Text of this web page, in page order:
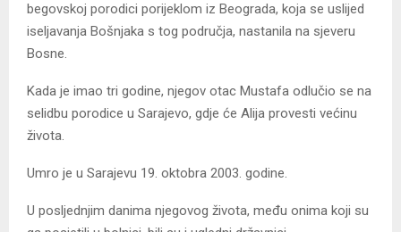
begovskoj porodici porijeklom iz Beograda, koja se uslijed
iseljavanja Bošnjaka s tog područja, nastanila na sjeveru
Bosne.
Kada je imao tri godine, njegov otac Mustafa odlučio se na
selidbu porodice u Sarajevo, gdje će Alija provesti većinu
života.
Umro je u Sarajevu 19. oktobra 2003. godine.
U posljednjim danima njegovog života, među onima koji su